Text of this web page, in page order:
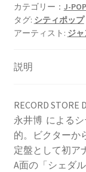
[vinyl
7inch]
個
カテゴリー： J-
タグ: シティポップ
アーティスト: ジャ
説明
RECORD STORE
永井博 による
的。ビクターか
定盤として初ア
A面の「シェダ